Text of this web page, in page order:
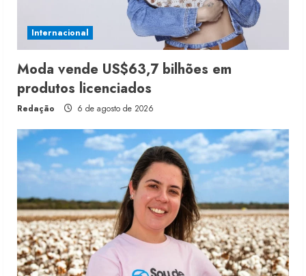
Internacional
Moda vende US$63,7 bilhões em
produtos licenciados
Redação 6 de agosto de 2026